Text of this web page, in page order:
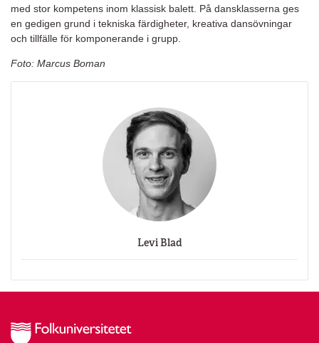
med stor kompetens inom klassisk balett. På dansklasserna ges
en gedigen grund i tekniska färdigheter, kreativa dansövningar
och tillfälle för komponerande i grupp.
Foto: Marcus Boman
Levi Blad